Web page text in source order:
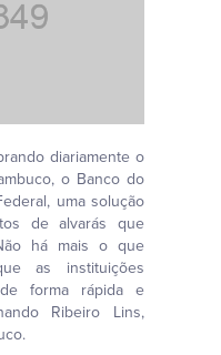
diariamente o
o Banco do
uma solução
de alvarás que
há mais o que
as instituições
forma rápida e
Ribeiro Lins,